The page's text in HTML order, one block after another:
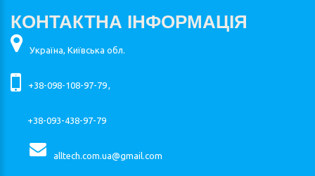
КОНТАКТНА ІНФОРМАЦІЯ
Україна, Київська обл.
+38-098-108-97-79,
+38-093-438-97-79
alltech.com.ua@gmail.com